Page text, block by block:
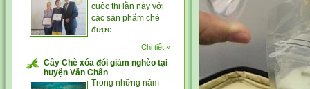
cuộc thi lần này với
các sản phẩm chè
được ...
Chi tiết »
Cây Chè xóa đói giảm nghèo tại
huyện Văn Chấn
Trong những năm